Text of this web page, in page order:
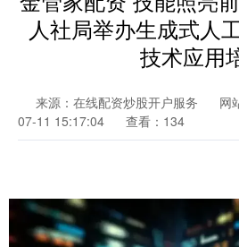
人社局举办生成式人
技术应用
来源：在线配资炒股开户服务 网
07-11 15:17:04
查看：134